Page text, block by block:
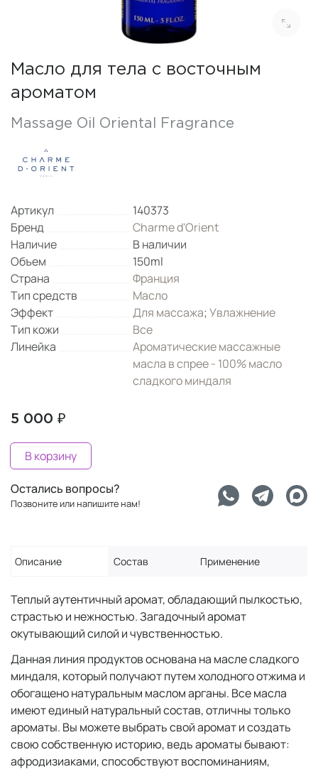
Масло для тела с восточным
ароматом
Massage Oil Oriental Fragrance
Артикул
140373
Бренд
Charme d'Orient
Наличие
В наличии
Объем
150ml
Страна
Франция
Тип средств
Масло
Эффект
Для массажа;Увлажнение
Тип кожи
Все
Линейка
Ароматические массажные
масла в спрее - 100% масло
сладкого миндаля
5 000 ₽
В корзину
Остались вопросы?
Позвоните или напишите нам!
Описание Состав Применение
Теплый аутентичный аромат, обладающий пылкостью,
страстью и нежностью. Загадочный аромат
окутывающий силой и чувственностью.
Данная линия продуктов основана на масле сладкого
миндаля, который получают путем холодного отжима и
обогащено натуральным маслом арганы. Все масла
имеют единый натуральный состав, отличны только
ароматы. Вы можете выбрать свой аромат и создать
свою собственную историю, ведь ароматы бывают:
афродизиаками, способствуют воспоминаниям,